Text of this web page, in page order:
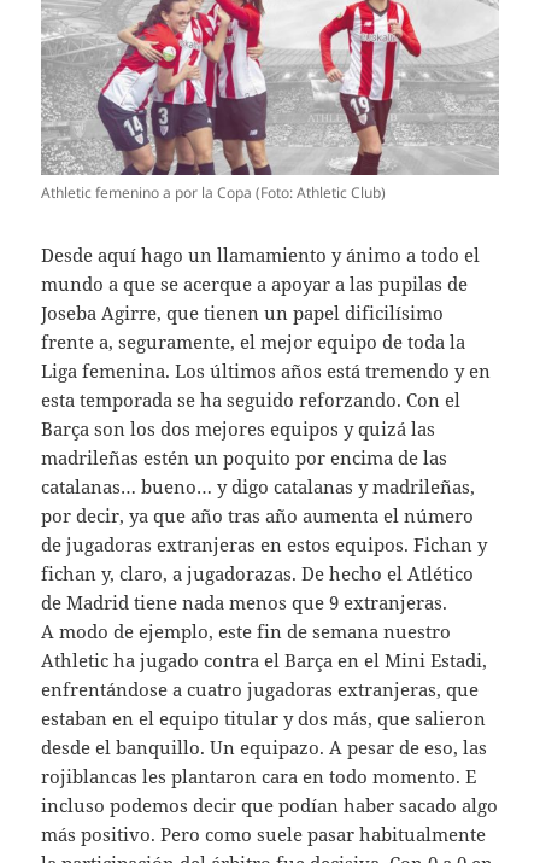
Athletic femenino a por la Copa (Foto: Athletic Club)
Desde aquí hago un llamamiento y ánimo a todo el
mundo a que se acerque a apoyar a las pupilas de
Joseba Agirre, que tienen un papel dificilísimo
frente a, seguramente, el mejor equipo de toda la
Liga femenina. Los últimos años está tremendo y en
esta temporada se ha seguido reforzando. Con el
Barça son los dos mejores equipos y quizá las
madrileñas estén un poquito por encima de las
catalanas… bueno… y digo catalanas y madrileñas,
por decir, ya que año tras año aumenta el número
de jugadoras extranjeras en estos equipos. Fichan y
fichan y, claro, a jugadorazas. De hecho el Atlético
de Madrid tiene nada menos que 9 extranjeras.
A modo de ejemplo, este fin de semana nuestro
Athletic ha jugado contra el Barça en el Mini Estadi,
enfrentándose a cuatro jugadoras extranjeras, que
estaban en el equipo titular y dos más, que salieron
desde el banquillo. Un equipazo. A pesar de eso, las
rojiblancas les plantaron cara en todo momento. E
incluso podemos decir que podían haber sacado algo
más positivo. Pero como suele pasar habitualmente